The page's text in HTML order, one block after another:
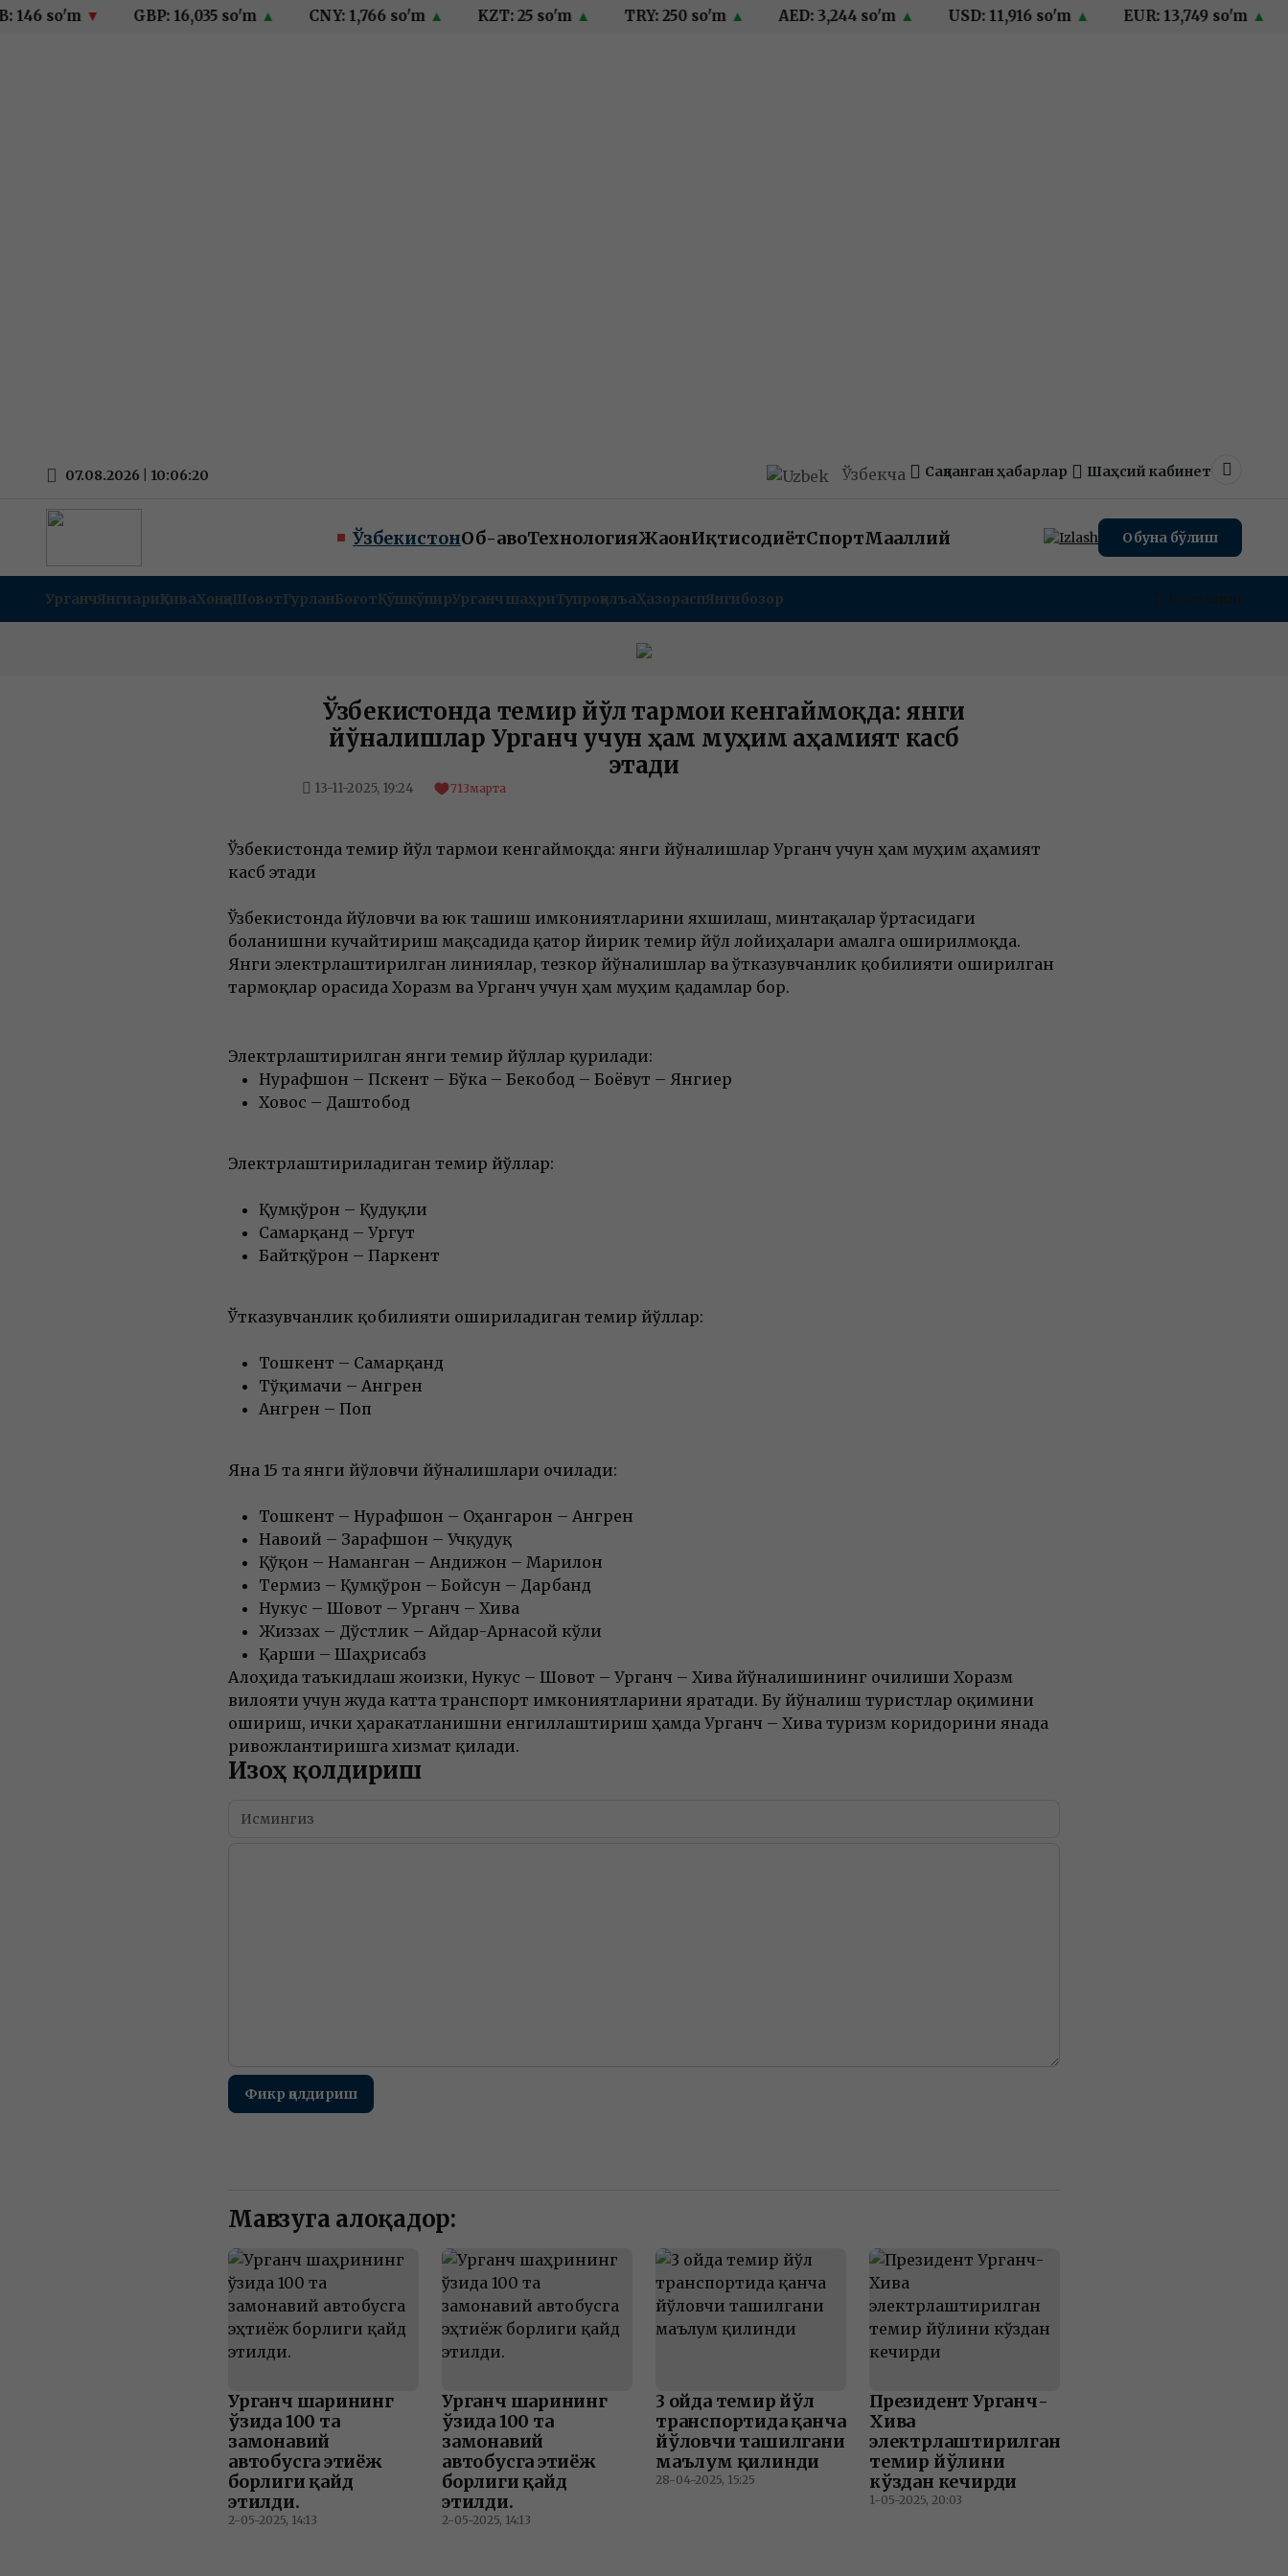
so'm ▼ GBP: 16,035 so'm ▲ CNY: 1,766 so'm ▲ KZT: 25 so'm ▲ TRY: 250 so'm ▲ AED: 3,244 so'm ▲ USD: 11,916 so'm ▲ EUR: 13,749 so'm ▲
07.08.2026 | 10:06:21 Ўзбекча Сақланган ҳабарлар Шаҳсий кабинет Dark
ЎзбекистонОб-ҳавоТехнологияЖаҳонИқтисодиётСпортМаҳаллий Обуна бўлиш
УрганчЯнгиариқХиваХонқаШовотГурланБоғотҚўшкўпирУрганч шаҳриТупроққалъаҲазораспЯнгибозор
Ўзбекистонда темир йўл тармоғи кенгаймоқда: янги
йўналишлар Урганч учун ҳам муҳим аҳамият касб
этади
13-11-2025, 19:24 713марта
Ўзбекистонда темир йўл тармоғи кенгаймоқда: янги йўналишлар Урганч учун ҳам муҳим аҳамият
касб этади
Ўзбекистонда йўловчи ва юк ташиш имкониятларини яхшилаш, минтақалар ўртасидаги
боғланишни кучайтириш мақсадида қатор йирик темир йўл лойиҳалари амалга оширилмоқда.
Янги электрлаштирилган линиялар, тезкор йўналишлар ва ўтказувчанлик қобилияти оширилган
тармоқлар орасида Хоразм ва Урганч учун ҳам муҳим қадамлар бор.
Электрлаштирилган янги темир йўллар қурилади:
Нурафшон – Пскент – Бўка – Бекобод – Боёвут – Янгиер
Ховос – Даштобод
Электрлаштириладиган темир йўллар:
Қумқўрғон – Қудуқли
Самарқанд – Ургут
Байтқўрғон – Паркент
Ўтказувчанлик қобилияти ошириладиган темир йўллар:
Тошкент – Самарқанд
Тўқимачи – Ангрен
Ангрен – Поп
Яна 15 та янги йўловчи йўналишлари очилади:
Тошкент – Нурафшон – Оҳангарон – Ангрен
Навоий – Зарафшон – Учқудуқ
Қўқон – Наманган – Андижон – Марғилон
Термиз – Қумқўрғон – Бойсун – Дарбанд
Нукус – Шовот – Урганч – Хива
Жиззах – Дўстлик – Айдар-Арнасой кўли
Қарши – Шаҳрисабз
Алоҳида таъкидлаш жоизки, Нукус – Шовот – Урганч – Хива йўналишининг очилиши Хоразм
вилояти учун жуда катта транспорт имкониятларини яратади. Бу йўналиш туристлар оқимини
ошириш, ички ҳаракатланишни енгиллаштириш ҳамда Урганч – Хива туризм коридорини янада
ривожлантиришга хизмат қилади.
Изоҳ қолдириш
Фикр қолдириш
Мавзуга алоқадор:
Урганч шаҳрининг
ўзида 100 та
замонавий
автобусга эҳтиёж
борлиги қайд
этилди.
2-05-2025, 14:13
Урганч шаҳрининг
ўзида 100 та
замонавий
автобусга эҳтиёж
борлиги қайд
этилди.
2-05-2025, 14:13
3 ойда темир йўл
транспортида қанча
йўловчи ташилгани
маълум қилинди
28-04-2025, 15:25
Президент Урганч-
Хива
электрлаштирилган
темир йўлини
кўздан кечирди
1-05-2025, 20:03